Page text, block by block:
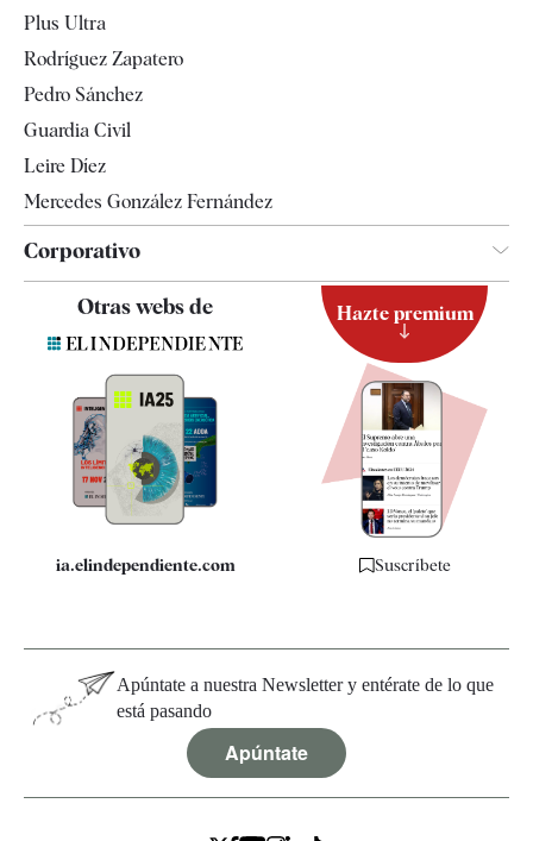
Televisión
Plus Ultra
Rodríguez Zapatero
Pedro Sánchez
Guardia Civil
Leire Díez
Mercedes González Fernández
Corporativo
Quiénes somos
Especificaciones
Otras webs de
ia.elindependiente.com
Hazte premium
Suscríbete
Apúntate a nuestra Newsletter y entérate de lo que
está pasando
Apúntate